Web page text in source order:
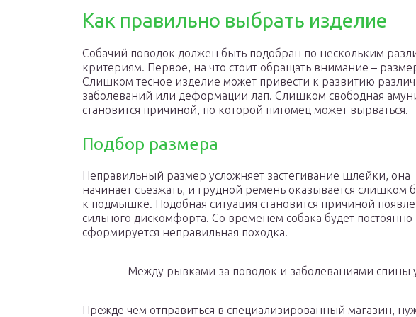
Как правильно выбрать изделие
Собачий поводок должен быть подобран по нескольким
критериям. Первое, на что стоит обращать внимание –
Слишком тесное изделие может привести к развитию
заболеваний или деформации лап. Слишком свободная
становится причиной, по которой питомец может вырваться.
Подбор размера
Неправильный размер усложняет застегивание шлейки, она
начинает съезжать, и грудной ремень оказывается слишком
к подмышке. Подобная ситуация становится причиной
сильного дискомфорта. Со временем собака будет
сформируется неправильная походка.
Между рывками за поводок и заболеваниями спины
Прежде чем отправиться в специализированный магазин,